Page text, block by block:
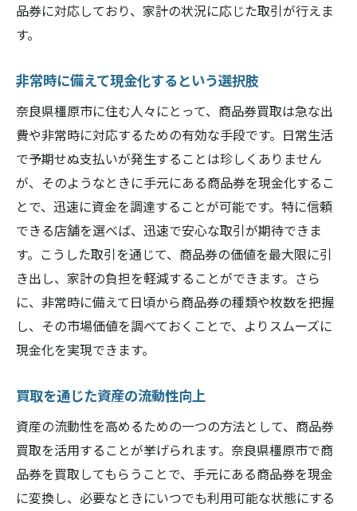
品券に対応しており、家計の状況に応じた取引が行えま
す。
非常時に備えて現金化するという選択肢
奈良県橿原市に住む人々にとって、商品券買取は急な出
費や非常時に対応するための有効な手段です。日常生活
で予期せぬ支払いが発生することは珍しくありません
が、そのようなときに手元にある商品券を現金化するこ
とで、迅速に資金を調達することが可能です。特に信頼
できる店舗を選べば、迅速で安心な取引が期待できま
す。こうした取引を通じて、商品券の価値を最大限に引
き出し、家計の負担を軽減することができます。さら
に、非常時に備えて日頃から商品券の種類や枚数を把握
し、その市場価値を調べておくことで、よりスムーズに
現金化を実現できます。
買取を通じた資産の流動性向上
資産の流動性を高めるための一つの方法として、商品券
買取を活用することが挙げられます。奈良県橿原市で商
品券を買取してもらうことで、手元にある商品券を現金
に変換し、必要なときにいつでも利用可能な状態にする